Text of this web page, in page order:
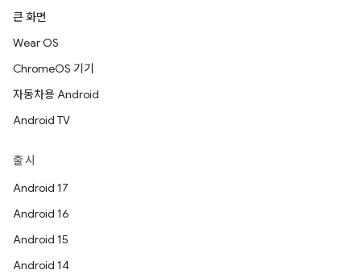
큰 화면
Wear OS
ChromeOS 기기
자동차용 Android
Android TV
출시
Android 17
Android 16
Android 15
Android 14